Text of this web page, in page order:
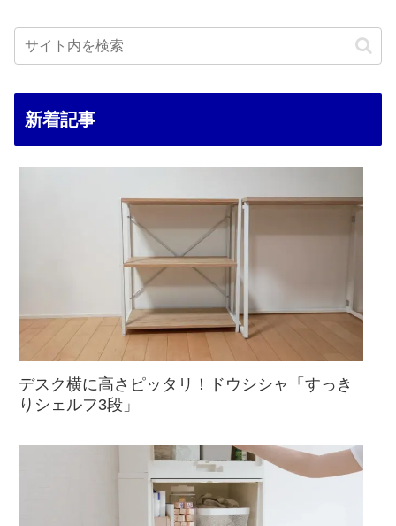
新着記事
デスク横に高さピッタリ！ドウシシャ「すっき
りシェルフ3段」